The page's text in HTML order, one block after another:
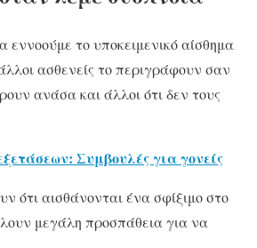
εννοούμε το υποκειμενικό αίσθημα
ασθενείς το περιγράφουν σαν
ανάσα και άλλοι ότι δεν τους
Συμβουλές για γονείς
ότι αισθάνονται ένα σφίξιμο στο
μεγάλη προσπάθεια για να